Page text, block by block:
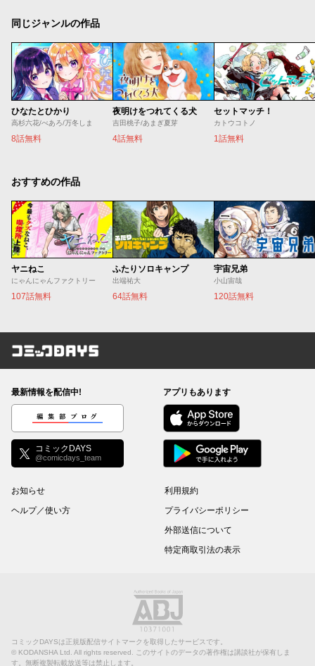
同じジャンルの作品
ひなたとひかり
高杉六花/べあろ/万冬しま
8話無料
夜明けをつれてくる犬
吉田桃子/あまぎ夏芽
4話無料
セットマッチ！
カトウコトノ
1話無料
おすすめの作品
ヤニねこ
にゃんにゃんファクトリー
107話無料
ふたりソロキャンプ
出端祐大
64話無料
宇宙兄弟
小山宙哉
120話無料
コミックDAYS
最新情報を配信中!
編集部ブログ
コミックDAYS
@comicdays_team
アプリもあります
お知らせ
ヘルプ／使い方
利用規約
プライバシーポリシー
外部送信について
特定商取引法の表示
コミックDAYSは正規版配信サイトマークを取得したサービスです。
© KODANSHA Ltd. All rights reserved. このサイトのデータの著作権は講談社が保有しま
す。無断複製転載放送等は禁止します。